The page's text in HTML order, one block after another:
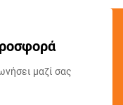
μαζί σας